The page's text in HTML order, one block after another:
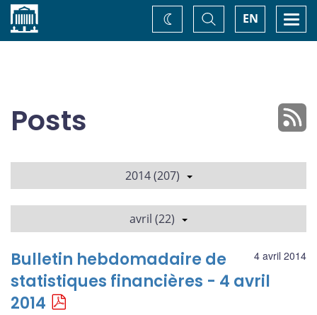
Accueil EN
Basculer
la
recherche
Changez
de
Posts
2014 (207)
avril (22)
4 avril 2014
Bulletin hebdomadaire de
statistiques financières - 4 avril
2014